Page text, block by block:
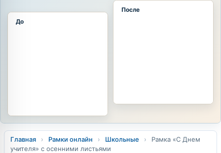
До
После
Главная › Рамки онлайн › Школьные ›
Рамка «С Днем
учителя» с осенними листьями